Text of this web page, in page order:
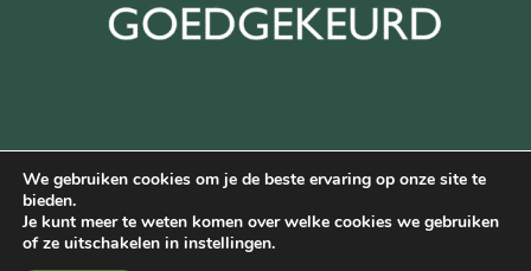
Bancontact
Transfer
IDeal
Wero
Deze website is beschermd door reCAPTCHA en de Google
privacyverklaring
We gebruiken cookies om je de beste ervaring op onze site te
bieden.
Je kunt meer te weten komen over welke cookies we gebruiken
of ze uitschakelen in instellingen.